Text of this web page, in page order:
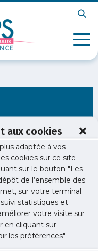
aux cookies
adaptée à vos
cookies sur ce site
sur le bouton "Les
de l’ensemble des
sur votre terminal.
statistiques et
votre visite sur
en cliquant sur
les préférences"
exercer/les-
"]